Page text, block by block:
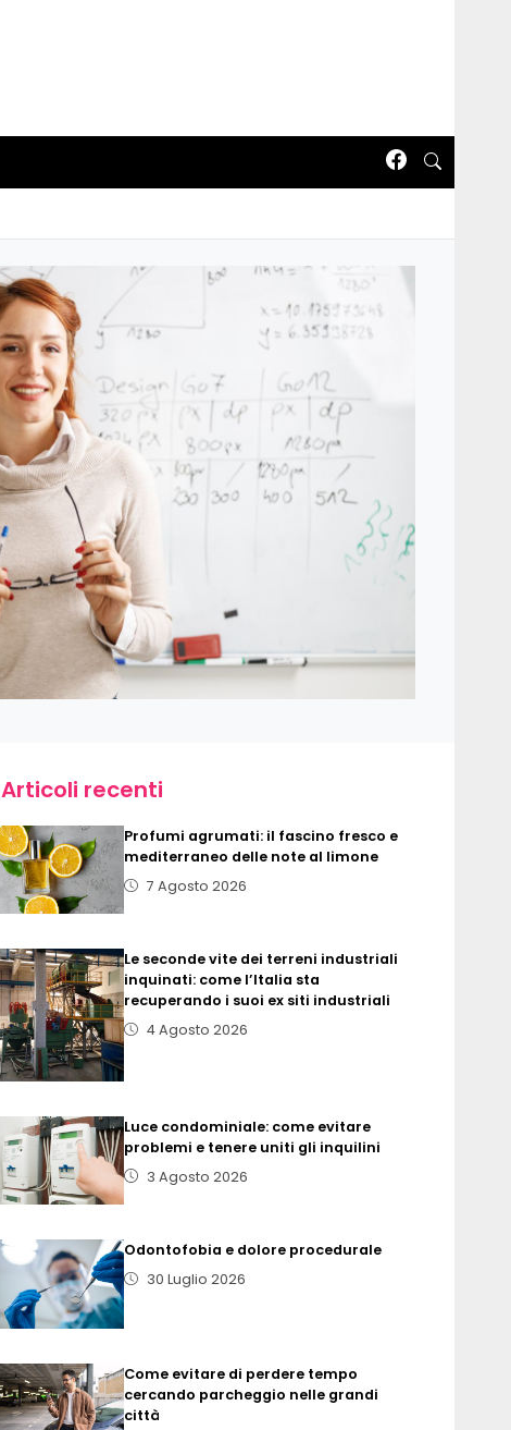
Articoli recenti
Profumi agrumati: il fascino fresco e
mediterraneo delle note al limone
7 Agosto 2026
Le seconde vite dei terreni industriali
inquinati: come l’Italia sta
recuperando i suoi ex siti industriali
4 Agosto 2026
Luce condominiale: come evitare
problemi e tenere uniti gli inquilini
3 Agosto 2026
Odontofobia e dolore procedurale
30 Luglio 2026
Come evitare di perdere tempo
cercando parcheggio nelle grandi
città